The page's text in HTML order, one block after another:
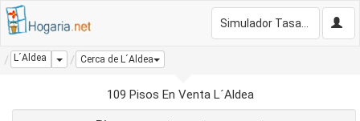
L´Aldea Dropdown
Cerca de L´Aldea
109 Pisos En Venta L´Aldea